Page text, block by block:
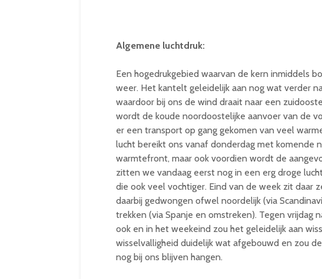
Algemene luchtdruk:
Een hogedrukgebied waarvan de kern inmiddels
weer. Het kantelt geleidelijk aan nog wat verder
waardoor bij ons de wind draait naar een
wordt de koude noordoostelijke aanvoer van de
er een transport op gang gekomen van veel
lucht bereikt ons vanaf donderdag met komende
warmtefront, maar ook voordien wordt de
zitten we vandaag eerst nog in een erg droge
die ook veel vochtiger. Eind van de week zit daar
daarbij gedwongen ofwel noordelijk (via
trekken (via Spanje en omstreken). Tegen vrijdag
ook en in het weekeind zou het geleidelijk aan
wisselvalligheid duidelijk wat afgebouwd en zou
nog bij ons blijven hangen.